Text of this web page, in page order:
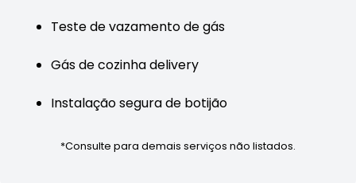
Teste de vazamento de gás
Gás de cozinha delivery
Instalação segura de botijão
*Consulte para demais serviços não listados.